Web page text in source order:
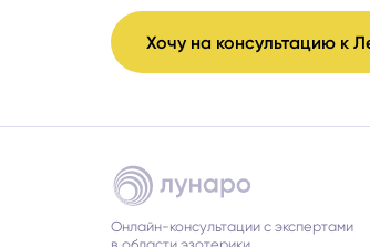
Хочу на консультацию к
Онлайн-консультации с экспертами